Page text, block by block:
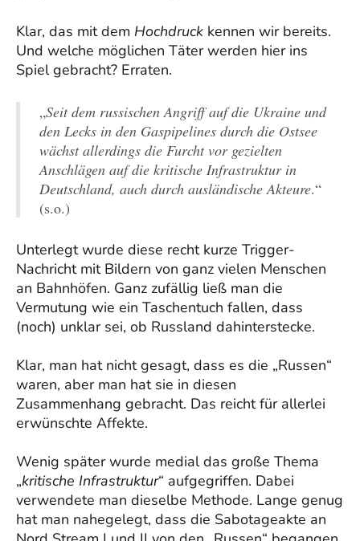
Klar, das mit dem Hochdruck kennen wir bereits.
Und welche möglichen Täter werden hier ins
Spiel gebracht? Erraten.
„Seit dem russischen Angriff auf die Ukraine und
den Lecks in den Gaspipelines durch die Ostsee
wächst allerdings die Furcht vor gezielten
Anschlägen auf die kritische Infrastruktur in
Deutschland, auch durch ausländische Akteure.“
(s.o.)
Unterlegt wurde diese recht kurze Trigger-
Nachricht mit Bildern von ganz vielen Menschen
an Bahnhöfen. Ganz zufällig ließ man die
Vermutung wie ein Taschentuch fallen, dass
(noch) unklar sei, ob Russland dahinterstecke.
Klar, man hat nicht gesagt, dass es die „Russen“
waren, aber man hat sie in diesen
Zusammenhang gebracht. Das reicht für allerlei
erwünschte Affekte.
Wenig später wurde medial das große Thema
„kritische Infrastruktur“ aufgegriffen. Dabei
verwendete man dieselbe Methode. Lange genug
hat man nahegelegt, dass die Sabotageakte an